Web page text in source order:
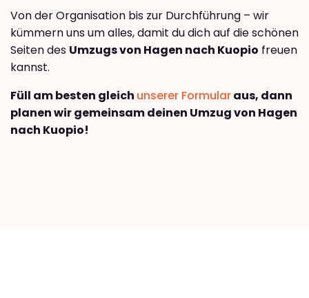
Von der Organisation bis zur Durchführung – wir
kümmern uns um alles, damit du dich auf die schönen
Seiten des Umzugs von Hagen nach Kuopio freuen
kannst.
Füll am besten gleich unserer Formularaus, dann
planen wir gemeinsam deinen Umzug von Hagen
nach Kuopio!